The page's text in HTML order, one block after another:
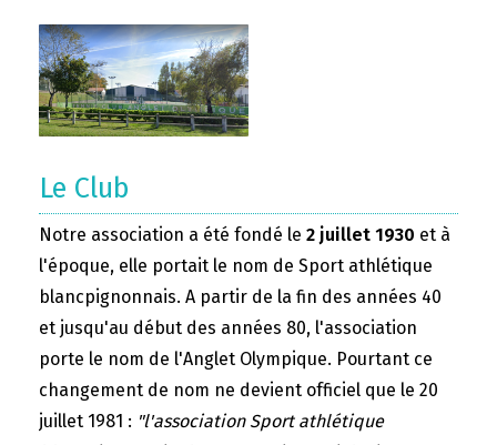
Le Club
Notre association a été fondé le 2 juillet 1930 et à
l'époque, elle portait le nom de Sport athlétique
blancpignonnais. A partir de la fin des années 40
et jusqu'au début des années 80, l'association
porte le nom de l'Anglet Olympique. Pourtant ce
changement de nom ne devient officiel que le 20
juillet 1981 : "l'association Sport athlétique